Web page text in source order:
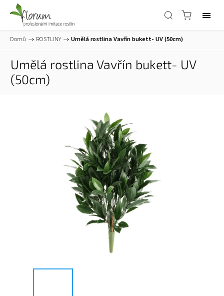
Domů / ROSTLINY / Umělá rostlina Vavřín bukett- UV (50cm)
Umělá rostlina Vavřín bukett- UV
(50cm)